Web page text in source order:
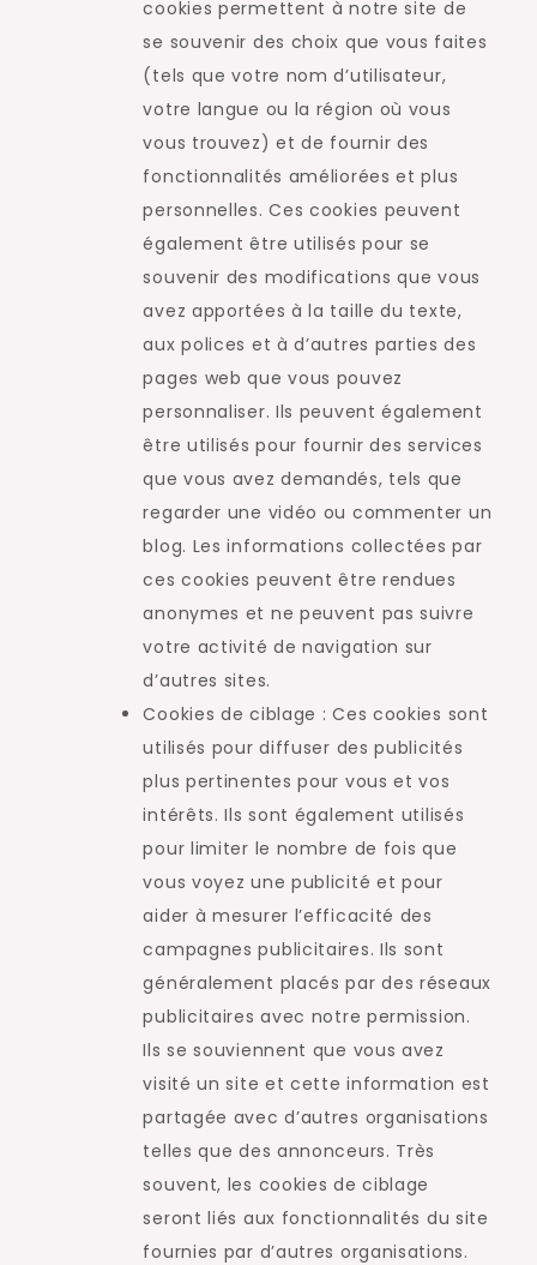
cookies permettent à notre site de
se souvenir des choix que vous faites
(tels que votre nom d’utilisateur,
votre langue ou la région où vous
vous trouvez) et de fournir des
fonctionnalités améliorées et plus
personnelles. Ces cookies peuvent
également être utilisés pour se
souvenir des modifications que vous
avez apportées à la taille du texte,
aux polices et à d’autres parties des
pages web que vous pouvez
personnaliser. Ils peuvent également
être utilisés pour fournir des services
que vous avez demandés, tels que
regarder une vidéo ou commenter un
blog. Les informations collectées par
ces cookies peuvent être rendues
anonymes et ne peuvent pas suivre
votre activité de navigation sur
d’autres sites.
Cookies de ciblage : Ces cookies sont
utilisés pour diffuser des publicités
plus pertinentes pour vous et vos
intérêts. Ils sont également utilisés
pour limiter le nombre de fois que
vous voyez une publicité et pour
aider à mesurer l’efficacité des
campagnes publicitaires. Ils sont
généralement placés par des réseaux
publicitaires avec notre permission.
Ils se souviennent que vous avez
visité un site et cette information est
partagée avec d’autres organisations
telles que des annonceurs. Très
souvent, les cookies de ciblage
seront liés aux fonctionnalités du site
fournies par d’autres organisations.